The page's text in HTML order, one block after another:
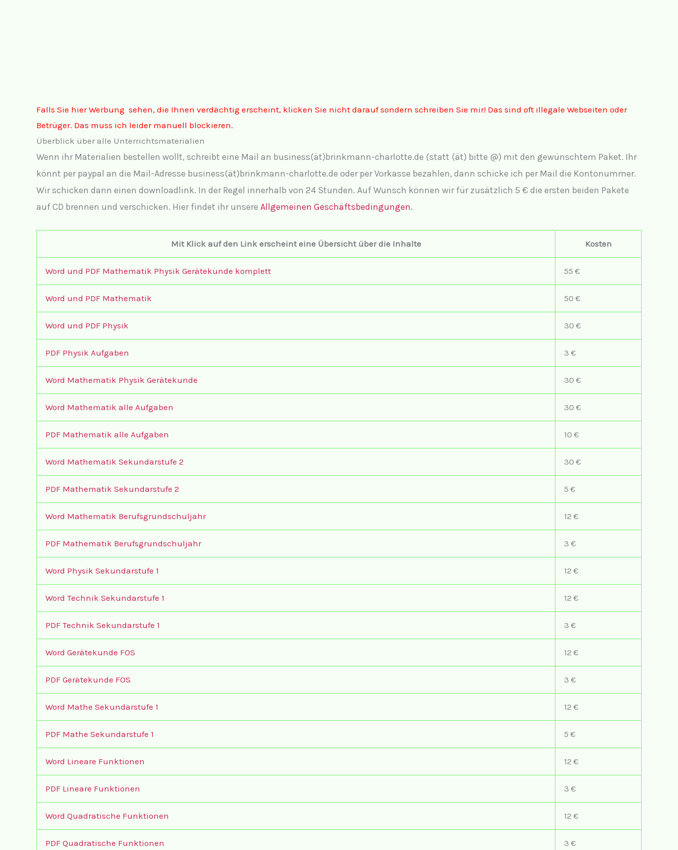
Falls Sie hier Werbung sehen, die Ihnen verdächtig erscheint, klicken Sie nicht darauf sondern schreiben Sie mir! Das sind oft illegale Webseiten oder
Betrüger. Das muss ich leider manuell blockieren.
Überblick über alle Unterrichtsmaterialien
Wenn ihr Materialien bestellen wollt, schreibt eine Mail an business(ät)brinkmann-charlotte.de (statt (ät) bitte @) mit den gewünschtem Paket. Ihr
könnt per paypal an die Mail-Adresse business(ät)brinkmann-charlotte.de oder per Vorkasse bezahlen, dann schicke ich per Mail die Kontonummer.
Wir schicken dann einen downloadlink. In der Regel innerhalb von 24 Stunden. Auf Wunsch können wir für zusätzlich 5 € die ersten beiden Pakete
auf CD brennen und verschicken. Hier findet ihr unsere Allgemeinen Geschäftsbedingungen.
Mit Klick auf den Link erscheint eine Übersicht über die Inhalte Kosten
Word und PDF Mathematik Physik Gerätekunde komplett 55 €
Word und PDF Mathematik 50 €
Word und PDF Physik 30 €
PDF Physik Aufgaben 3 €
Word Mathematik Physik Gerätekunde 30 €
Word Mathematik alle Aufgaben 30 €
PDF Mathematik alle Aufgaben 10 €
Word Mathematik Sekundarstufe 2 30 €
PDF Mathematik Sekundarstufe 2 5 €
Word Mathematik Berufsgrundschuljahr 12 €
PDF Mathematik Berufsgrundschuljahr 3 €
Word Physik Sekundarstufe 1 12 €
Word Technik Sekundarstufe 1 12 €
PDF Technik Sekundarstufe 1 3 €
Word Gerätekunde FOS 12 €
PDF Gerätekunde FOS 3 €
Word Mathe Sekundarstufe 1 12 €
PDF Mathe Sekundarstufe 1 5 €
Word Lineare Funktionen 12 €
PDF Lineare Funktionen 3 €
Word Quadratische Funktionen 12 €
PDF Quadratische Funktionen 3 €